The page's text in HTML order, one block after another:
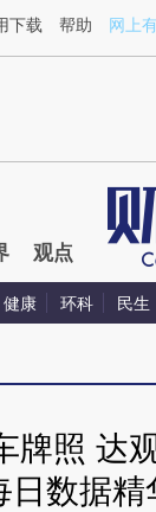
下载 帮助 网上
观点
健康 环科 民生
牌照 达
日数据精